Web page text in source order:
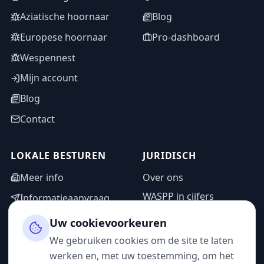
Aziatische hoornaar
Europese hoornaar
Wespennest
Mijn account
Blog
Contact
Blog
Pro-dashboard
LOKALE BESTUREN
Meer info
Informatieaanvraag
Adminzone
JURIDISCH
Over ons
WASPP in cijfers
Privacybeleid
Gebruiksvoorwaarden
Uw cookievoorkeuren
We gebruiken cookies om de site te laten
werken en, met uw toestemming, om het